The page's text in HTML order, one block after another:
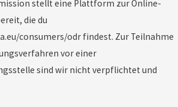
stellt eine Plattform zur Online-
die du
consumers/odr findest. Zur Teilnahme
vor einer
sind wir nicht verpflichtet und